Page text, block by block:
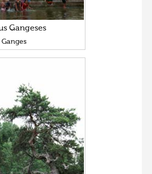
Gangeses
Ganges